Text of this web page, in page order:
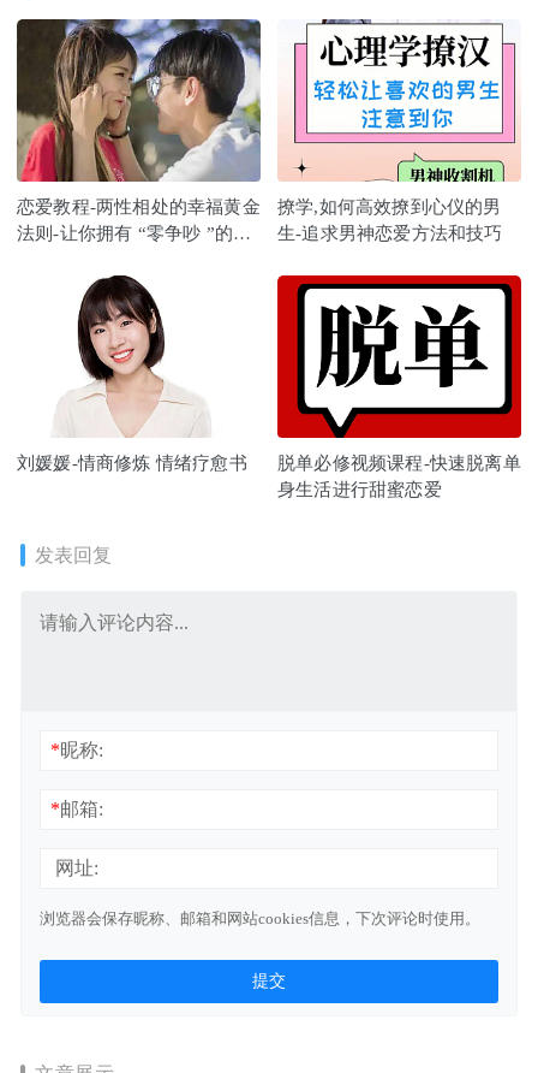
恋爱教程-两性相处的幸福黄金
法则-让你拥有 “零争吵 ”的完
撩学,如何高效撩到心仪的男
生-追求男神恋爱方法和技巧
刘媛媛-情商修炼 情绪疗愈书
脱单必修视频课程-快速脱离单
身生活进行甜蜜恋爱
发表回复
*昵称:
*邮箱:
网址:
浏览器会保存昵称、邮箱和网站cookies信息，下次评论时使用。